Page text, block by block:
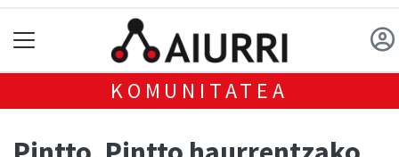
KOMUNITATEA